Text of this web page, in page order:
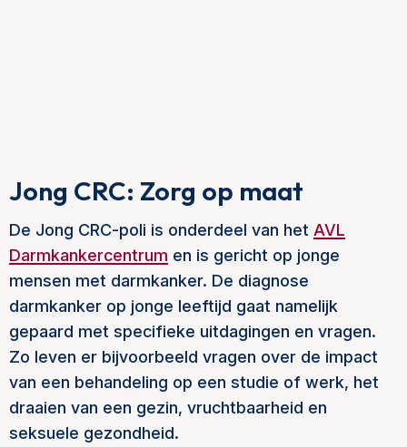
Jong CRC: Zorg op maat
De Jong CRC-poli is onderdeel van het AVL
Darmkankercentrum en is gericht op jonge
mensen met darmkanker. De diagnose
darmkanker op jonge leeftijd gaat namelijk
gepaard met specifieke uitdagingen en vragen.
Zo leven er bijvoorbeeld vragen over de impact
van een behandeling op een studie of werk, het
draaien van een gezin, vruchtbaarheid en
seksuele gezondheid.